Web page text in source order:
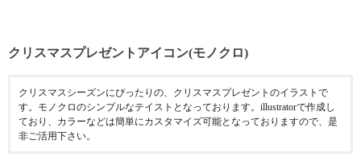
クリスマスプレゼントアイコン(モノクロ)
クリスマスシーズンにぴったりの、クリスマスプレゼントのイラストで
す。モノクロのシンプルなテイストとなっております。illustratorで作成し
ており、カラーなどは簡単にカスタマイズ可能となっておりますので、是
非ご活用下さい。